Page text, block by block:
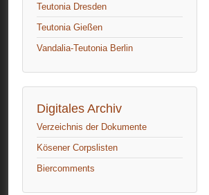
Teutonia Dresden
Teutonia Gießen
Vandalia-Teutonia Berlin
Digitales Archiv
Verzeichnis der Dokumente
Kösener Corpslisten
Biercomments